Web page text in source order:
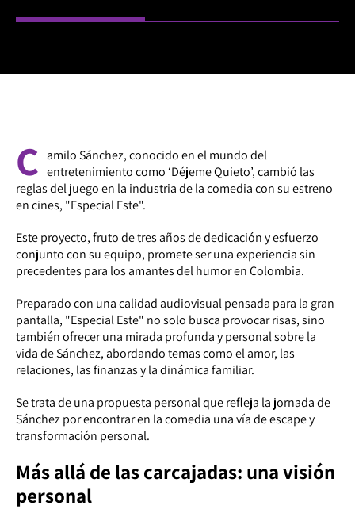
C amilo Sánchez, conocido en el mundo del
entretenimiento como ‘Déjeme Quieto’, cambió las
reglas del juego en la industria de la comedia con su estreno
en cines, "Especial Este".
Este proyecto, fruto de tres años de dedicación y esfuerzo
conjunto con su equipo, promete ser una experiencia sin
precedentes para los amantes del humor en Colombia.
Preparado con una calidad audiovisual pensada para la gran
pantalla, "Especial Este" no solo busca provocar risas, sino
también ofrecer una mirada profunda y personal sobre la
vida de Sánchez, abordando temas como el amor, las
relaciones, las finanzas y la dinámica familiar.
Se trata de una propuesta personal que refleja la jornada de
Sánchez por encontrar en la comedia una vía de escape y
transformación personal.
Más allá de las carcajadas: una visión
personal